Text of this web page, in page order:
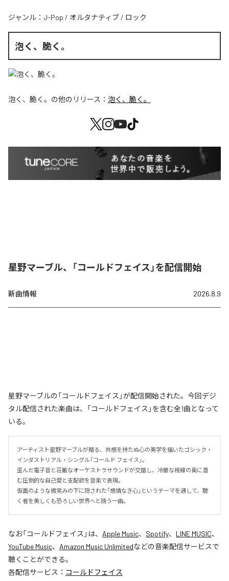
ジャンル： J-Pop / オルタナティブ / ロック
泡く、脆く。
泡く、脆く。 の他のリリース： 泡く、脆く。
星野マーブル、「コールドフェイス」を配信開始
新曲情報 2026.8.9
星野マーブルの「コールドフェイス」が配信開始された。今回デジ
タル配信された楽曲は、「コールドフェイス」を含む全1曲となって
いる。
アーティスト星野マーブルが贈る、共感を持たぬ心の美学を描いたゴシック・
インダストリアル・シングル「コールド フェイス」。
歪んだ電子音と荘厳なオーケストラサウンドが交錯し、冷徹な視線の奥に潜
む圧倒的な自己愛と支配欲を音楽で表現。
仮面のような微笑みの下に隠された「感情なき心」というテーマを通して、聴
く者を美しくも恐ろしい世界へと誘う一曲。
なお「コールドフェイス 」は、 Apple Music、 Spotify、 LINE MUSIC、
YouTube Music、 Amazon Music Unlimitedなどの音楽配信サービスで
聴くことができる。
各配信サービス： コールドフェイス